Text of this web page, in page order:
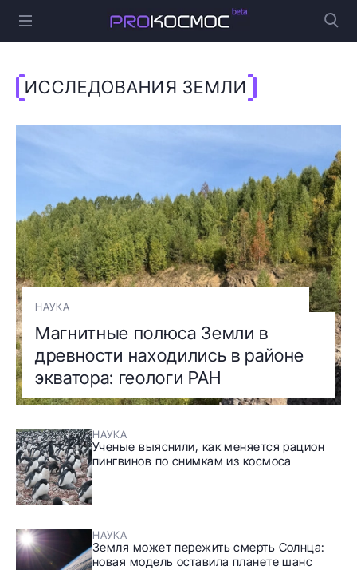
ИССЛЕДОВАНИЯ ЗЕМЛИ
НАУКА
Магнитные полюса Земли в
древности находились в районе
экватора: геологи РАН
НАУКА
Ученые выяснили, как меняется рацион
пингвинов по снимкам из космоса
НАУКА
Земля может пережить смерть Солнца:
новая модель оставила планете шанс